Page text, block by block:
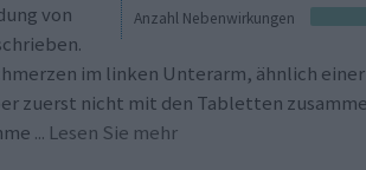
Anzahl Nebenwirkungen
von
im linken Unterarm, ähnlich einer
zuerst nicht mit den Tabletten
... Lesen Sie mehr